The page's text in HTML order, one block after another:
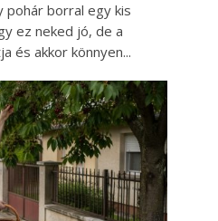
borral egy kis
ez neked jó, de a
és akkor könnyen...